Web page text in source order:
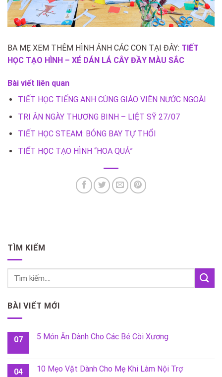
BA MẸ XEM THÊM HÌNH ẢNH CÁC CON TẠI ĐÂY: TIẾT
HỌC TẠO HÌNH – XÉ DÁN LÁ CÂY ĐẦY MÀU SẮC
Bài viết liên quan
TIẾT HỌC TIẾNG ANH CÙNG GIÁO VIÊN NƯỚC NGOÀI
TRI ÂN NGÀY THƯƠNG BINH – LIỆT SỸ 27/07
TIẾT HỌC STEAM: BÓNG BAY TỰ THỔI
TIẾT HỌC TẠO HÌNH “HOA QUẢ”
TÌM KIẾM
BÀI VIẾT MỚI
07 5 Món Ăn Dành Cho Các Bé Còi Xương
04 10 Mẹo Vặt Dành Cho Mẹ Khi Làm Nội Trợ